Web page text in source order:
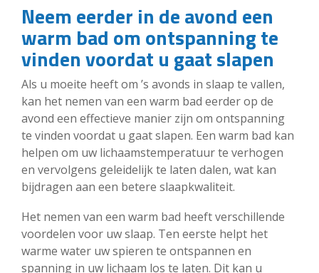
Neem eerder in de avond een
warm bad om ontspanning te
vinden voordat u gaat slapen
Als u moeite heeft om ’s avonds in slaap te vallen,
kan het nemen van een warm bad eerder op de
avond een effectieve manier zijn om ontspanning
te vinden voordat u gaat slapen. Een warm bad kan
helpen om uw lichaamstemperatuur te verhogen
en vervolgens geleidelijk te laten dalen, wat kan
bijdragen aan een betere slaapkwaliteit.
Het nemen van een warm bad heeft verschillende
voordelen voor uw slaap. Ten eerste helpt het
warme water uw spieren te ontspannen en
spanning in uw lichaam los te laten. Dit kan u